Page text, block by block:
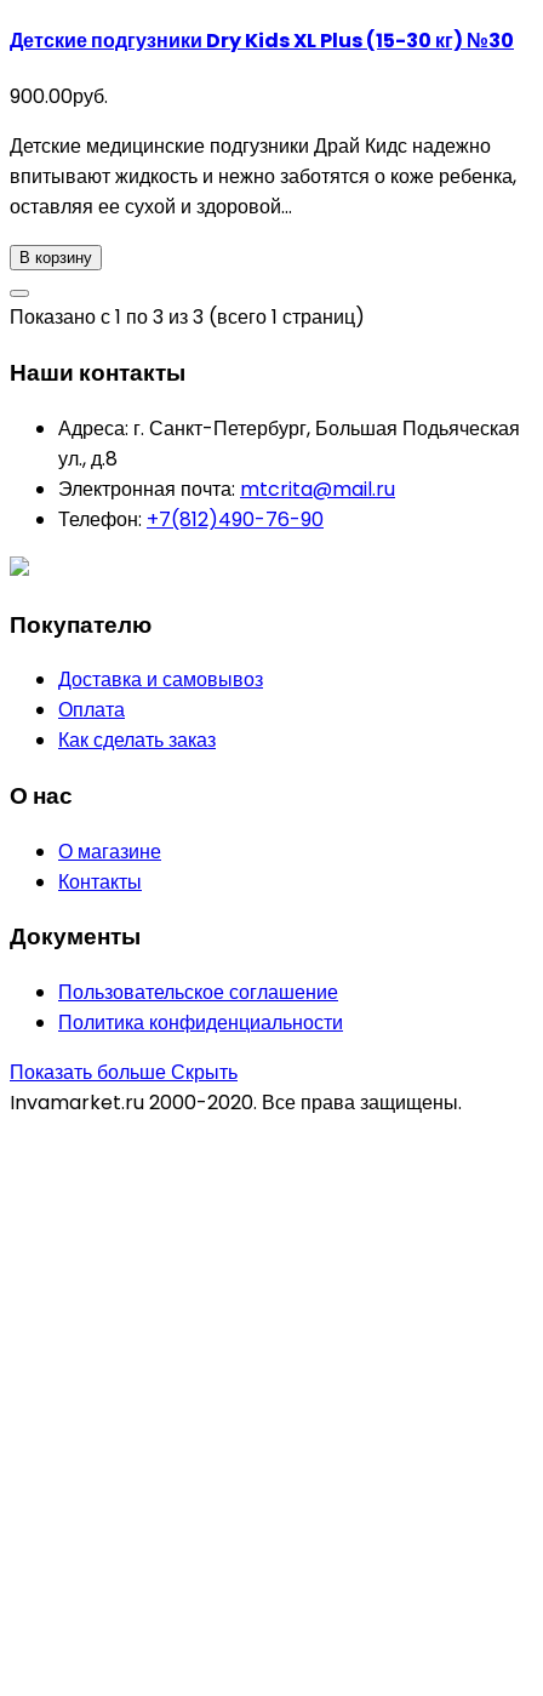
Детские подгузники Dry Kids XL Plus (15-30 кг) №30
900.00руб.
Детские медицинские подгузники Драй Кидс надежно
впитывают жидкость и нежно заботятся о коже ребенка,
оставляя ее сухой и здоровой...
В корзину
Показано с 1 по 3 из 3 (всего 1 страниц)
Наши контакты
Адреса: г. Санкт-Петербург, Большая Подьяческая
ул., д.8
Электронная почта: mtcrita@mail.ru
Телефон: +7(812)490-76-90
Покупателю
Доставка и самовывоз
Оплата
Как сделать заказ
О нас
О магазине
Контакты
Документы
Пользовательское соглашение
Политика конфиденциальности
Показать большеСкрыть
Invamarket.ru 2000-2020. Все права защищены.